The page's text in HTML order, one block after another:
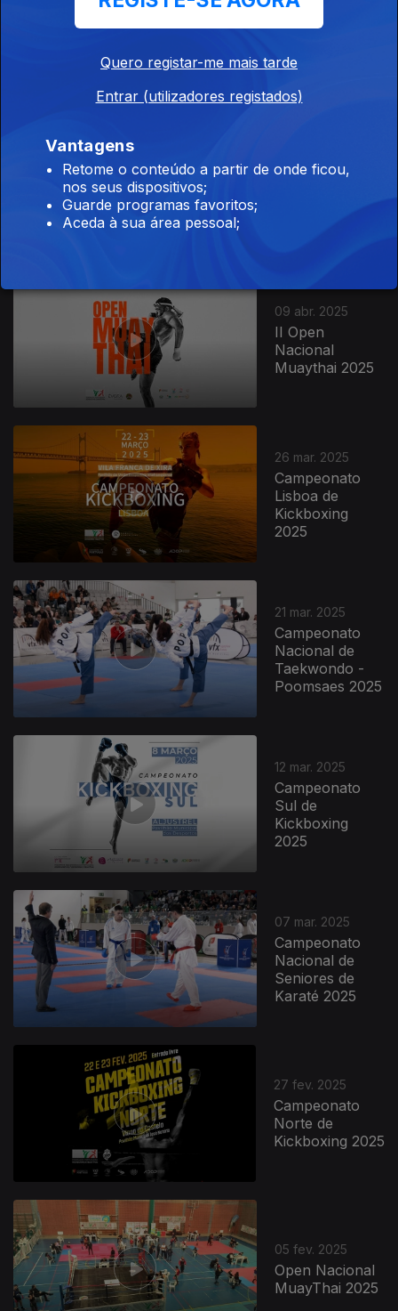
Nacional de
Infantis,
Juvenis de
Campeonato
09 abr. 2025
II Open
Nacional
Muaythai 2025
26 mar. 2025
Campeonato
Lisboa de
Kickboxing
2025
21 mar. 2025
Campeonato
Nacional de
Taekwondo -
Poomsaes 2025
12 mar. 2025
Campeonato
Sul de
Kickboxing
2025
07 mar. 2025
Campeonato
Nacional de
Seniores de
Karaté 2025
27 fev. 2025
Campeonato
Norte de
Kickboxing 2025
05 fev. 2025
Open Nacional
MuayThai 2025
Quero registar-me mais tarde
Entrar (utilizadores registados)
Vantagens
Retome o conteúdo a partir de onde ficou,
nos seus dispositivos;
Guarde programas favoritos;
Aceda à sua área pessoal;